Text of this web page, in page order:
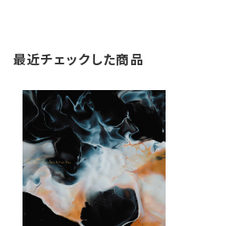
最近チェックした商品